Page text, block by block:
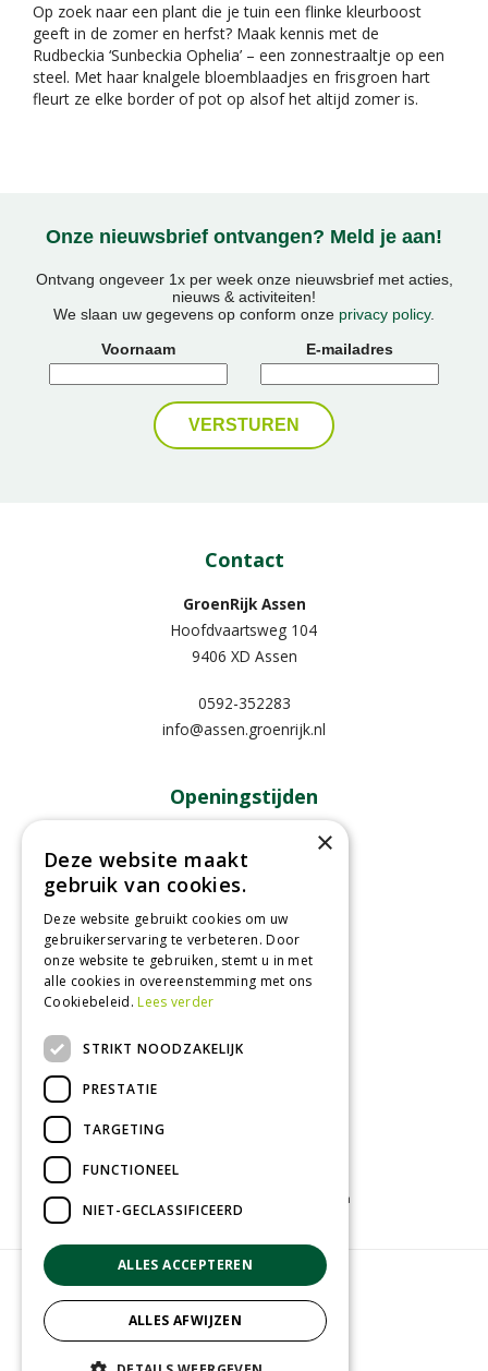
Op zoek naar een plant die je tuin een flinke kleurboost
geeft in de zomer en herfst? Maak kennis met de
Rudbeckia ‘Sunbeckia Ophelia’ – een zonnestraaltje op een
steel. Met haar knalgele bloemblaadjes en frisgroen hart
fleurt ze elke border of pot op alsof het altijd zomer is.
Onze nieuwsbrief ontvangen? Meld je aan!
Ontvang ongeveer 1x per week onze nieuwsbrief met acties,
nieuws & activiteiten!
We slaan uw gegevens op conform onze privacy policy.
Voornaam
E-mailadres
Contact
GroenRijk Assen
Hoofdvaartsweg 104
9406 XD Assen
0592-352283
info@assen.groenrijk.nl
Openingstijden
09:00 - 18:00
Dinsdag
Woensdag
Donderdag
09:00 - 18:00
Vrijdag
09:00 - 18:00
Zaterdag
09:00 - 17:00
Toon alle openingstijden
Tuinplanten
© Groenrijk Assen
Green Solutions
Tuincentrum Overzicht
Privacy policy
×
Deze website maakt
gebruik van cookies.
Deze website gebruikt cookies om uw
gebruikerservaring te verbeteren. Door
onze website te gebruiken, stemt u in met
alle cookies in overeenstemming met ons
Cookiebeleid.Lees verder
STRIKT NOODZAKELIJK
PRESTATIE
TARGETING
FUNCTIONEEL
NIET-GECLASSIFICEERD
ALLES ACCEPTEREN
ALLES AFWIJZEN